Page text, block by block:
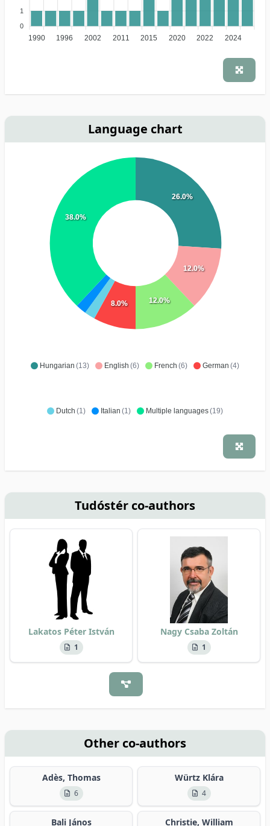
1
0
1990 1996 2002 2011 2015 2020 2022 2024
Language chart
Hungarian (13) English (6) French (6) German (4)
Dutch (1) Italian (1) Multiple languages(19)
26.0%
12.0%
12.0%
8.0%
38.0%
Tudóstér co-authors
Lakatos Péter István
1
Nagy Csaba Zoltán
1
Other co-authors
Adès, Thomas
6
Würtz Klára
4
Bali János Christie, William